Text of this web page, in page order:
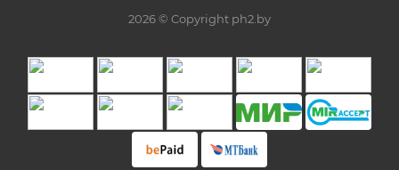
2026 © Copyright ph2.by